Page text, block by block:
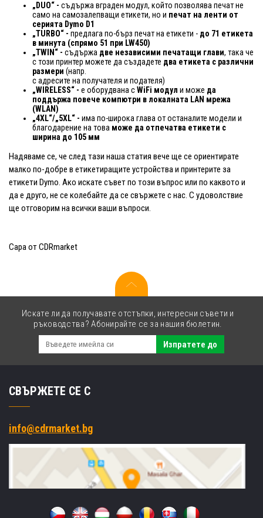
„DUO“ - съдържа вграден модул, който позволява печат не
само на самозалепващи етикети, но и печат на ленти от
серията Dymo D1
„TURBO“ - предлага по-бърз печат на етикети - до 71 етикета
в минута (спрямо 51 при LW450)
„TWIN“ - съдържа две независими печатащи глави, така че
с този принтер можете да създадете два етикета с различни
размери (напр.
с адресите на получателя и подателя)
„WIRELESS“ - е оборудвана сWiFi модул и може да
поддържа повече компютри в локалната LAN мрежа
(WLAN)
„4XL“/„5XL“ - има по-широка глава от останалите модели и
благодарение на това може да отпечатва етикети с
ширина до 105 мм
Надяваме се, че след тази наша статия вече ще се ориентирате
малко по-добре в етикетиращите устройства и принтерите за
етикети Dymo. Ако искате съвет по този въпрос или по каквото и
да е друго, не се колебайте да се свържете с нас. С удоволствие
ще отговорим на всички ваши въпроси.
Сара от CDRmarket
Искате ли да получавате отстъпки, интересни съвети и
ръководства? Абонирайте се за нашия бюлетин.
Изпратете до
СВЪРЖЕТЕ СЕ С
info@cdrmarket.bg